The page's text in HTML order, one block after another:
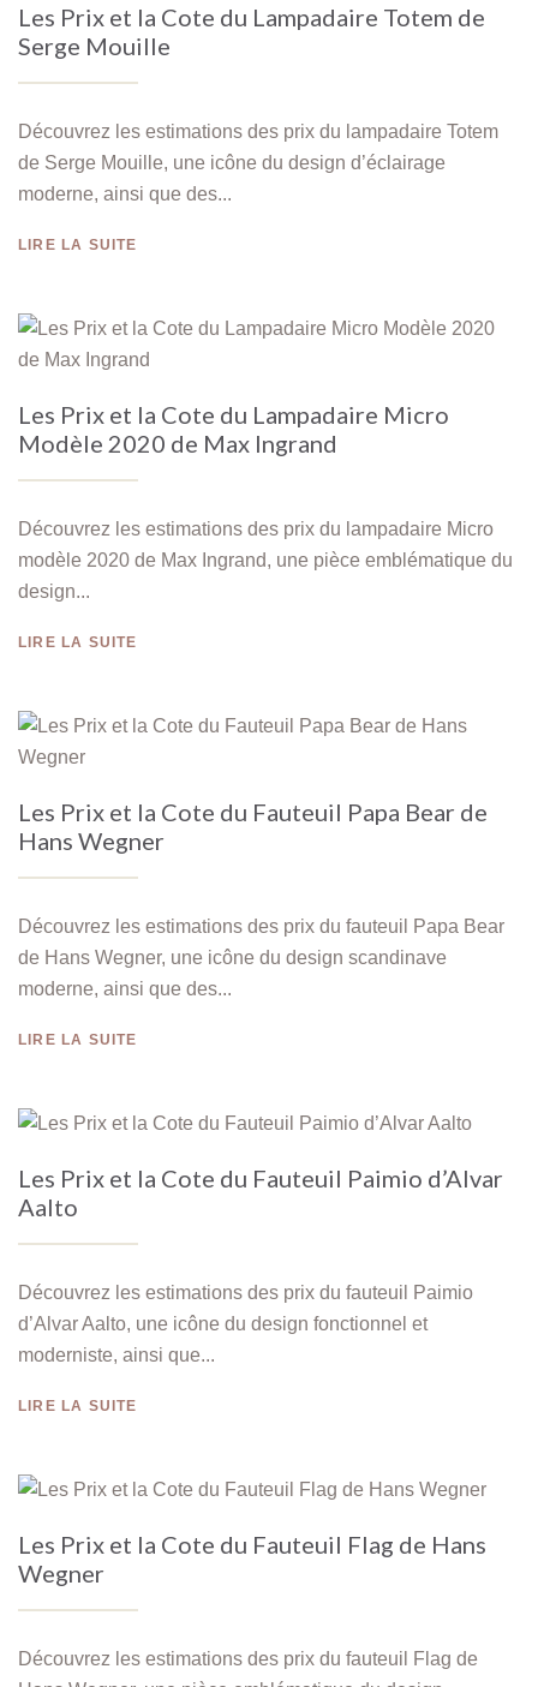
Les Prix et la Cote du Lampadaire Totem de
Serge Mouille
Découvrez les estimations des prix du lampadaire Totem
de Serge Mouille, une icône du design d’éclairage
moderne, ainsi que des...
LIRE LA SUITE
Les Prix et la Cote du Lampadaire Micro
Modèle 2020 de Max Ingrand
Découvrez les estimations des prix du lampadaire Micro
modèle 2020 de Max Ingrand, une pièce emblématique du
design...
LIRE LA SUITE
Les Prix et la Cote du Fauteuil Papa Bear de
Hans Wegner
Découvrez les estimations des prix du fauteuil Papa Bear
de Hans Wegner, une icône du design scandinave
moderne, ainsi que des...
LIRE LA SUITE
Les Prix et la Cote du Fauteuil Paimio d’Alvar
Aalto
Découvrez les estimations des prix du fauteuil Paimio
d’Alvar Aalto, une icône du design fonctionnel et
moderniste, ainsi que...
LIRE LA SUITE
Les Prix et la Cote du Fauteuil Flag de Hans
Wegner
Découvrez les estimations des prix du fauteuil Flag de